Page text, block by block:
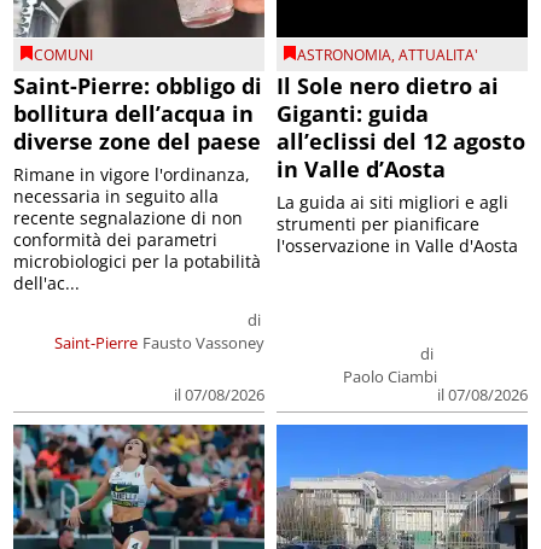
COMUNI
Saint-Pierre: obbligo di
bollitura dell’acqua in
diverse zone del paese
Saint-Pierre
di
Fausto Vassoney
il 07/08/2026
Rimane in vigore l'ordinanza,
necessaria in seguito alla
recente segnalazione di non
conformità dei parametri
microbiologici per la potabilità
dell'ac...
ASTRONOMIA,ATTUALITA'
Il Sole nero dietro ai
Giganti: guida
all’eclissi del 12 agosto
in Valle d’Aosta
di
Paolo Ciambi
il 07/08/2026
La guida ai siti migliori e agli
strumenti per pianificare
l'osservazione in Valle d'Aosta